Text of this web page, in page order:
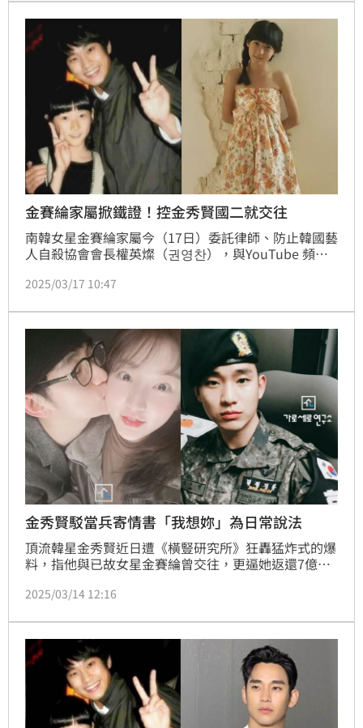
金賽綸家屬掀鐵證！控金秀賢國二就交往
南韓女星金賽綸家屬今（17日）委託律師、防止韓國藝
人自殺協會會長權英燦（권영찬），與YouTube 頻道
外娛樂記者出身的YouTuber李鎮浩，更在記者會上表
一步證實兩人交往時間早於對外公開的說法。」並於稍
早直播時公開證據。
2025/03/17 10:47
金秀賢駁當兵寄情書「我想妳」為日常說法
頂流韓星金秀賢近日遭《橫豎研究所》狂轟猛炸式的爆
料，指他與已故女星金賽綸曾交往，更逼她返還7億元
信給金賽綸的告白信，當時女方只有高二，金秀賢今
寄送的情書一事，強調僅是軍旅日常的普通書信。
2025/03/14 12:16